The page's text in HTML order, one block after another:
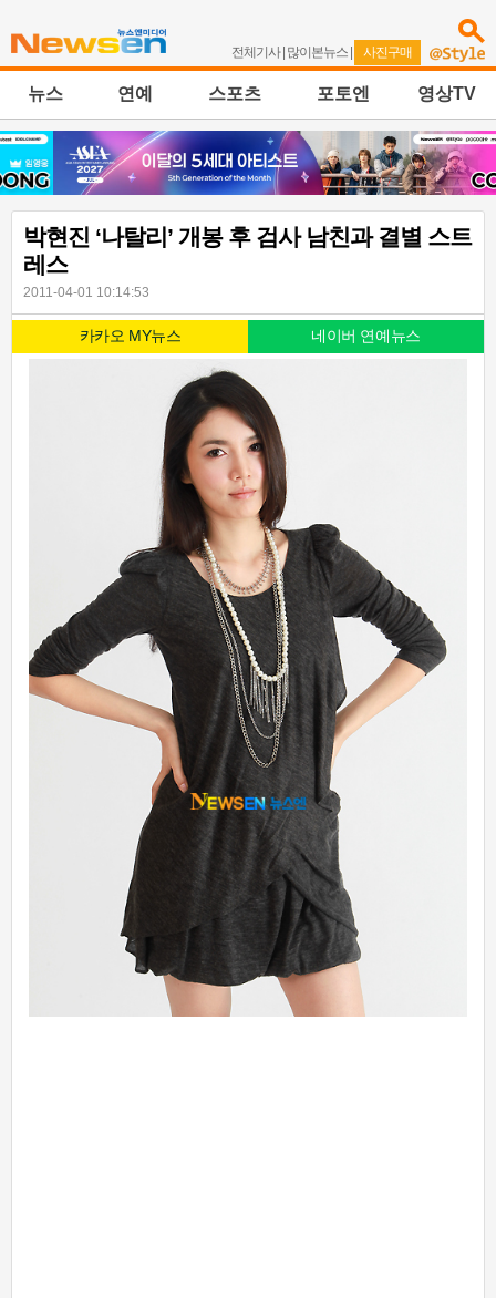
전체기사| 많이본뉴스 | 사진구매
뉴스 연예 스포츠 포토엔 영상TV
박현진 ‘나탈리’ 개봉 후 검사 남친과 결별 스트
레스
2011-04-01 10:14:53
카카오 MY뉴스 네이버 연예뉴스